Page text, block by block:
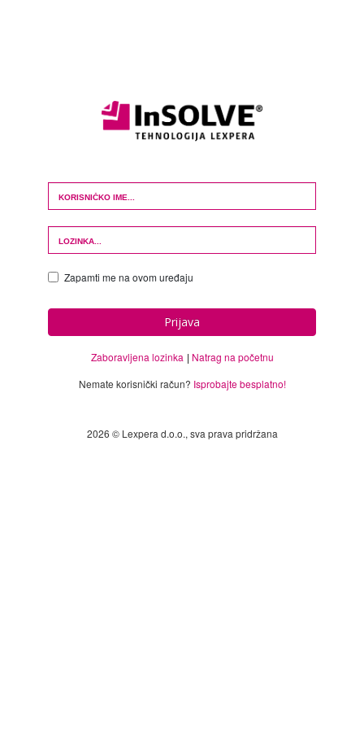
Login Form
Zapamti me na ovom uređaju
Prijava
Zaboravljena lozinka
Natrag na početnu
Nemate korisnički račun? Isprobajte besplatno!
2026 © Lexpera d.o.o., sva prava pridržana